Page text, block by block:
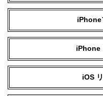
iPhone
iPhone
iOS